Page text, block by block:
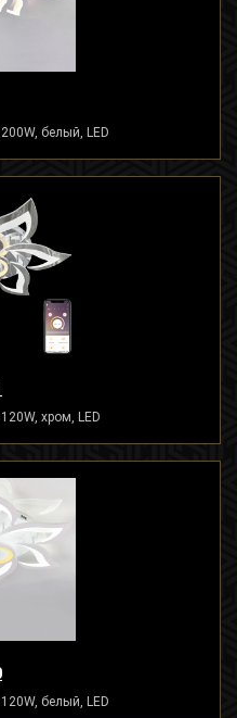
белый, LED
хром, LED
белый, LED